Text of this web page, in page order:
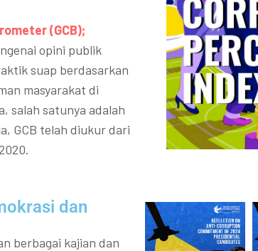
(GCB);
opini publik
suap berdasarkan
masyarakat di
salah satunya adalah
GCB telah diukur dari
dan
berbagai kajian dan